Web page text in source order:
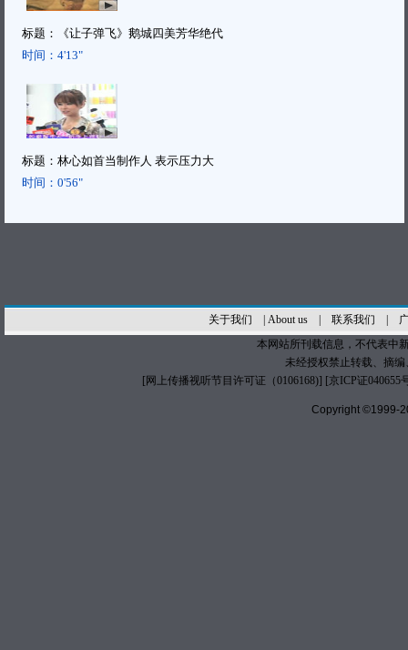
标题：
《让子弹飞》鹅城四美芳华绝代
时间： 4'13"
标题： 林心如首当制作人 表示压力大
时间： 0'56"
关于我们 About us| 联系我们
本网站所刊载信息，不代表中
未经授权禁止转载、摘
[网上传播视听节目许可证（0106168)] [京ICP证040655
Copyright ©1999-